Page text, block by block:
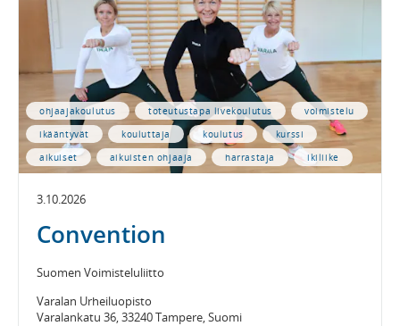
aikuiset aikuisten ohjaaja harrastaja ikiliike
ikääntyvät kouluttaja koulutus kurssi
ohjaajakoulutus toteutustapa livekoulutus voimistelu
3.10.2026
Convention
Suomen Voimisteluliitto
Varalan Urheiluopisto
Varalankatu 36, 33240 Tampere, Suomi